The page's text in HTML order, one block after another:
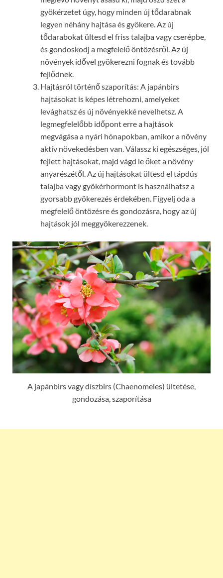
gyökérzetet úgy, hogy minden új tődarabnak
legyen néhány hajtása és gyökere. Az új
tődarabokat ültesd el friss talajba vagy cserépbe,
és gondoskodj a megfelelő öntözésről. Az új
növények idővel gyökerezni fognak és tovább
fejlődnek.
Hajtásról történő szaporítás: A japánbirs
hajtásokat is képes létrehozni, amelyeket
levághatsz és új növényekké nevelhetsz. A
legmegfelelőbb időpont erre a hajtások
megvágása a nyári hónapokban, amikor a növény
aktív növekedésben van. Válassz ki egészséges, jól
fejlett hajtásokat, majd vágd le őket a növény
anyarészétől. Az új hajtásokat ültesd el tápdús
talajba vagy gyökérhormont is használhatsz a
gyorsabb gyökerezés érdekében. Figyelj oda a
megfelelő öntözésre és gondozásra, hogy az új
hajtások jól meggyökerezzenek.
A japánbirs vagy díszbirs (Chaenomeles) ültetése,
gondozása, szaporítása